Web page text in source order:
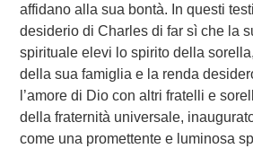
affidano alla sua bontà. In questi
desiderio di Charles di far sì che la
spirituale elevi lo spirito della
della sua famiglia e la renda
l’amore di Dio con altri fratelli e
della fraternità universale,
come una promettente e luminosa